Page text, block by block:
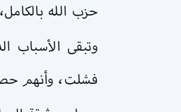
حزب الله
وتبقى الأسباب
فشلت، وأنهم